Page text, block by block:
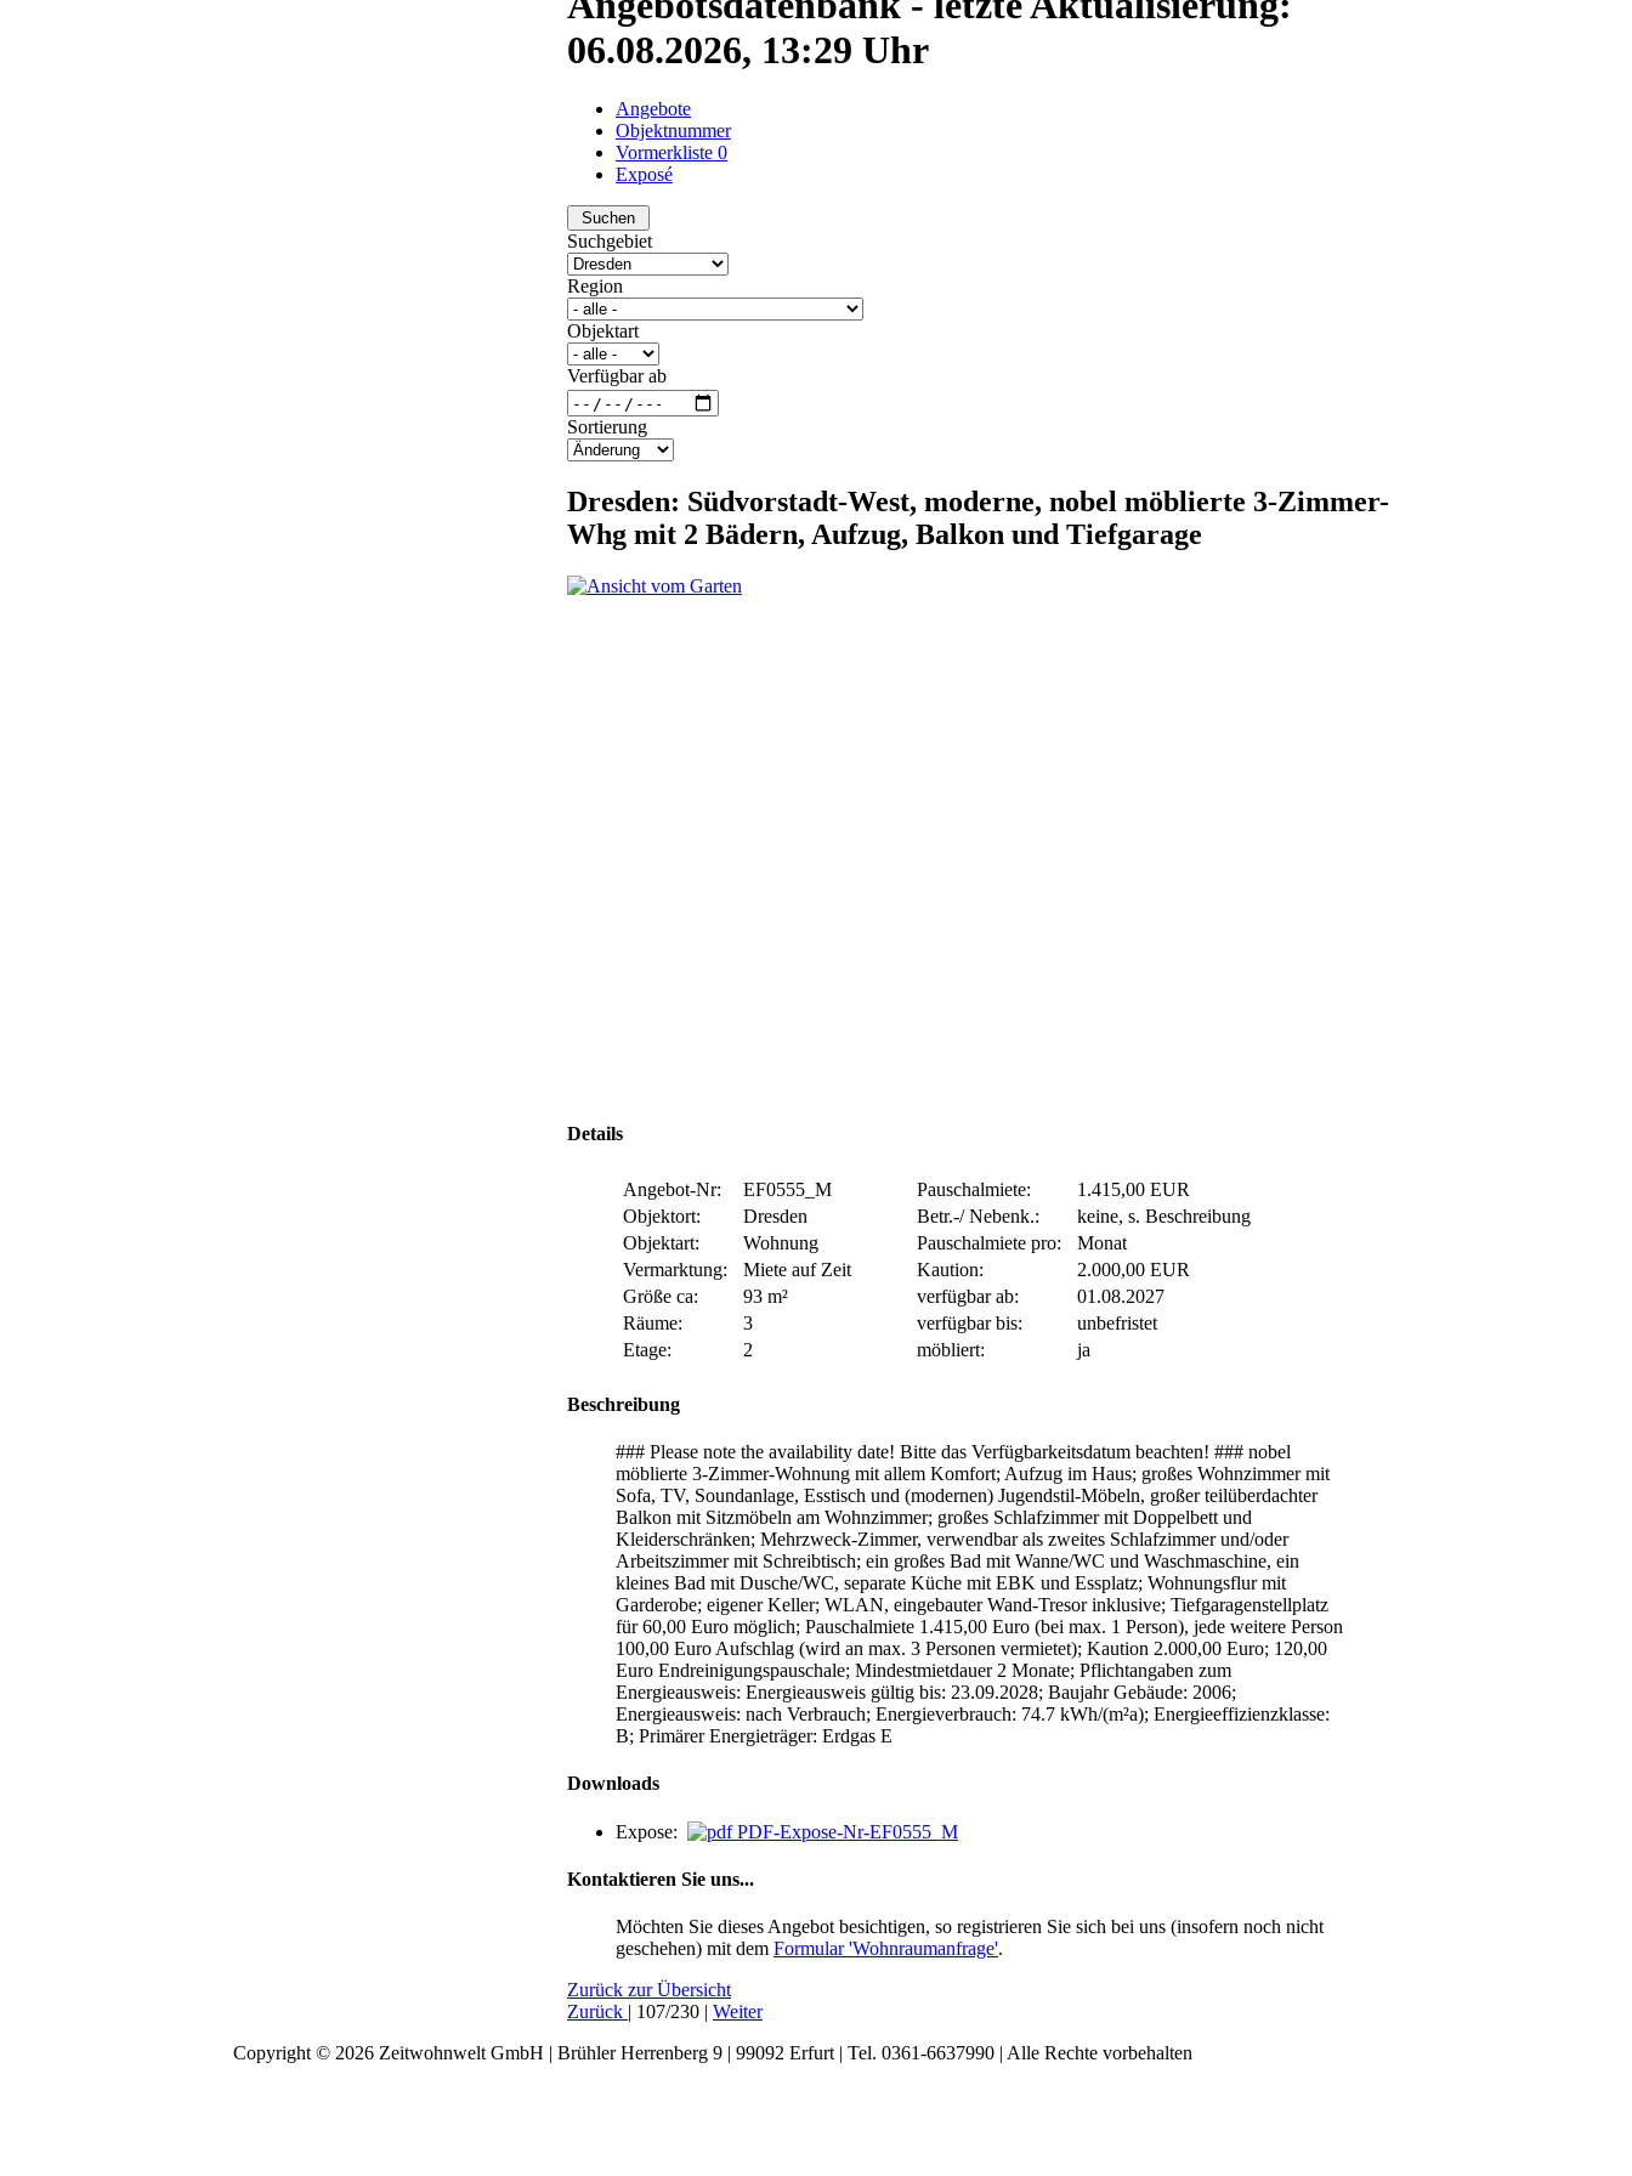
06.08.2026, 13:29 Uhr
Angebote
Objektnummer
Vormerkliste 0
Exposé
Suchgebiet
Region
Objektart
Verfügbar ab
Sortierung
Dresden: Südvorstadt-West, moderne, nobel möblierte 3-Zimmer-
Whg mit 2 Bädern, Aufzug, Balkon und Tiefgarage
Details
Angebot-Nr:
EF0555_M
Objektort:
Dresden
Objektart:
Wohnung
Vermarktung:
Miete auf Zeit
Größe ca:
93 m²
Räume:
3
Etage:
2
Pauschalmiete:
1.415,00 EUR
Betr.-/ Nebenk.:
keine, s. Beschreibung
Pauschalmiete pro:
Monat
Kaution:
2.000,00 EUR
verfügbar ab:
01.08.2027
verfügbar bis:
unbefristet
möbliert:
ja
Beschreibung
### Please note the availability date! Bitte das Verfügbarkeitsdatum beachten! ### nobel
möblierte 3-Zimmer-Wohnung mit allem Komfort; Aufzug im Haus; großes Wohnzimmer mit
Sofa, TV, Soundanlage, Esstisch und (modernen) Jugendstil-Möbeln, großer teilüberdachter
Balkon mit Sitzmöbeln am Wohnzimmer; großes Schlafzimmer mit Doppelbett und
Kleiderschränken; Mehrzweck-Zimmer, verwendbar als zweites Schlafzimmer und/oder
Arbeitszimmer mit Schreibtisch; ein großes Bad mit Wanne/WC und Waschmaschine, ein
kleines Bad mit Dusche/WC, separate Küche mit EBK und Essplatz; Wohnungsflur mit
Garderobe; eigener Keller; WLAN, eingebauter Wand-Tresor inklusive; Tiefgaragenstellplatz
für 60,00 Euro möglich; Pauschalmiete 1.415,00 Euro (bei max. 1 Person), jede weitere Person
100,00 Euro Aufschlag (wird an max. 3 Personen vermietet); Kaution 2.000,00 Euro; 120,00
Euro Endreinigungspauschale; Mindestmietdauer 2 Monate; Pflichtangaben zum
Energieausweis: Energieausweis gültig bis: 23.09.2028; Baujahr Gebäude: 2006;
Energieausweis: nach Verbrauch; Energieverbrauch: 74.7 kWh/(m²a); Energieeffizienzklasse:
B; Primärer Energieträger: Erdgas E
Downloads
Expose: PDF-Expose-Nr-EF0555_M
Kontaktieren Sie uns...
Möchten Sie dieses Angebot besichtigen, so registrieren Sie sich bei uns (insofern noch nicht
geschehen) mit dem Formular 'Wohnraumanfrage'.
Zurück zur Übersicht
Zurück | 107/230 | Weiter
Copyright © 2026 Zeitwohnwelt GmbH | Brühler Herrenberg 9 | 99092 Erfurt | Tel. 0361-6637990 | Alle Rechte vorbehalten